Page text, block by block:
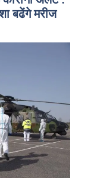
बढेंगे मरीज